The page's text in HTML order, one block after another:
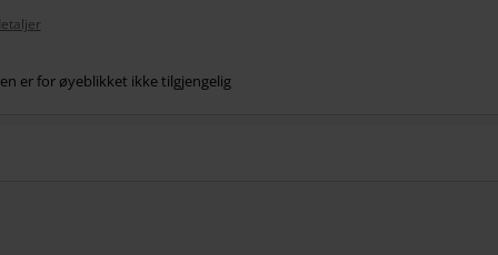
er for øyeblikket ikke tilgjengelig